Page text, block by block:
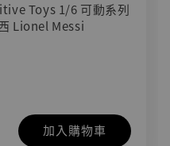
Toys 1/6 可動系列
Lionel Messi
加入購物車